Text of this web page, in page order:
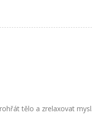
tělo a zrelaxovat